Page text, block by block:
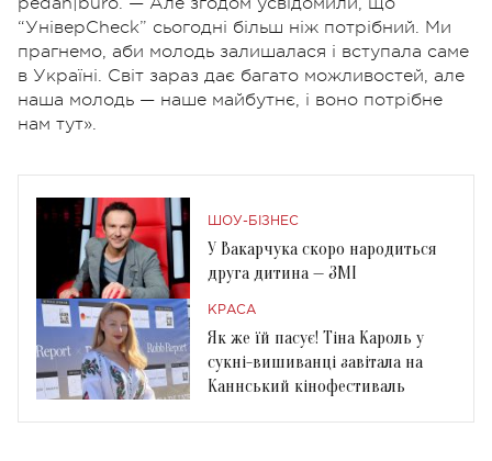
“УніверСheck” сьогодні більш ніж потрібний. Ми
прагнемо, аби молодь залишалася і вступала саме
в Україні. Світ зараз дає багато можливостей, але
наша молодь — наше майбутнє, і воно потрібне
нам тут».
ШОУ-БІЗНЕС
У Вакарчука скоро народиться
друга дитина — ЗМІ
КРАСА
Як же їй пасує! Тіна Кароль у
сукні-вишиванці завітала на
Каннський кінофестиваль